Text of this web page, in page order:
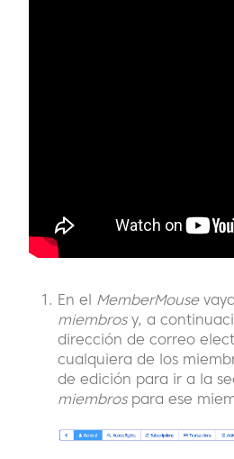
En el MemberMouse
miembros y, a
dirección de correo
cualquiera de los
de edición para ir a la
miembrospara ese